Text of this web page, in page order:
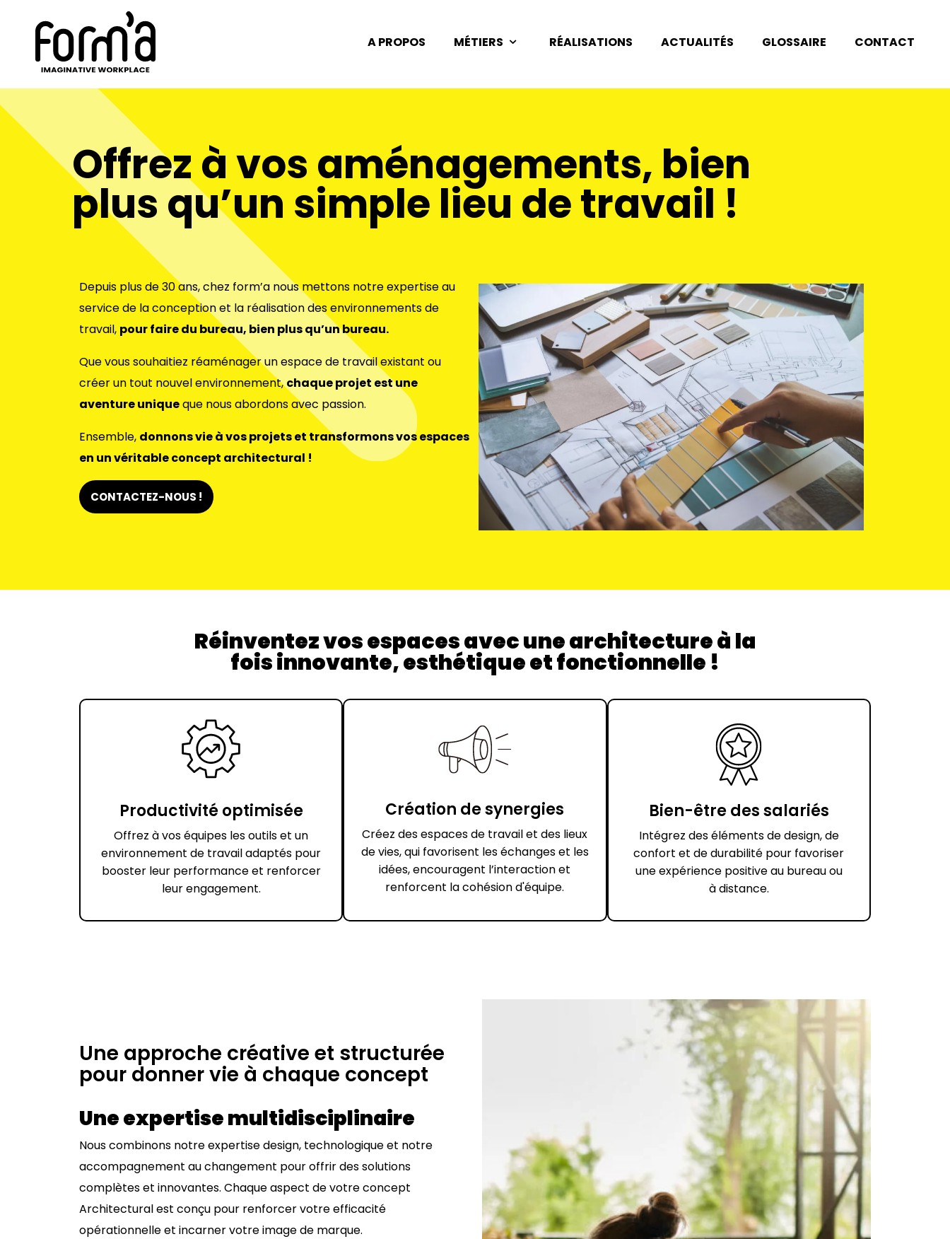
A PROPOS MÉTIERS RÉALISATIONS ACTUALITÉS GLOSSAIRE CONTACT
Offrez à vos aménagements, bien
plus qu’un simple lieu de travail !
Depuis plus de 30 ans, chez form’a nous mettons notre expertise au
service de la conception et la réalisation des environnements de
travail, pour faire du bureau, bien plus qu’un bureau.
Que vous souhaitiez réaménager un espace de travail existant ou
créer un tout nouvel environnement,chaque projet est une
aventure uniqueque nous abordons avec passion.
Ensemble, donnons vie à vos projets et transformonsvos espaces
en un véritable concept architectural !
CONTACTEZ-NOUS !
Réinventez vos espaces avec une architecture à la
fois innovante, esthétique et fonctionnelle !
Productivité optimisée
Offrez à vos équipes les outils et un
environnement de travail adaptés pour
booster leur performance et renforcer
leur engagement.
Création de synergies
Créez des espaces de travail et des lieux
de vies, qui favorisent les échanges et les
idées, encouragent l’interaction et
renforcent la cohésion d'équipe.
Bien-être des salariés
Intégrez des éléments de design, de
confort et de durabilité pour favoriser
une expérience positive au bureau ou
à distance.
Une approche créative et structurée
pour donner vie à chaque concept
Une expertise multidisciplinaire
Nous combinons notre expertise design, technologique et notre
accompagnement au changement pour offrir des solutions
complètes et innovantes. Chaque aspect de votre concept
Architectural est conçu pour renforcer votre efficacité
opérationnelle et incarner votre image de marque.